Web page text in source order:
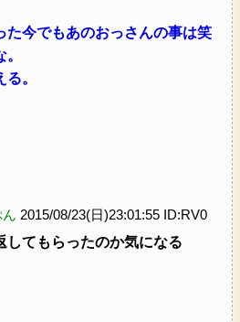
た今でもあのおっさんの事は笑
。
2015/08/23(日)23:01:55 ID:RV0
してもらったのか気になる